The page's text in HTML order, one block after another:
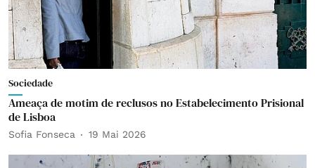
Sociedade
Ameaça de motim de reclusos no Estabelecimento Prisional
de Lisboa
Sofia Fonseca 19 Mai 2026